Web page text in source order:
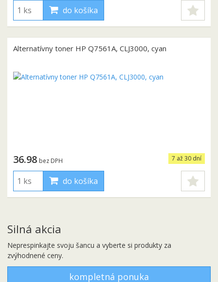
do košíka
Alternatívny toner HP Q7561A, CLJ3000, cyan
7 až 30 dní
36.98 bez DPH
do košíka
Silná akcia
Neprespinkajte svoju šancu a vyberte si produkty za
zvýhodnené ceny.
kompletná ponuka